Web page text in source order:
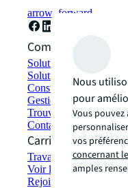
arrow_forward
Comment
Solutions de
Solutions d'espace de
Construction et
Gestion de portefeuille
Trouver et louer un
Contactez-nous
Carrières
Travailler chez JLL
Voir les offres d'emploi
Rejoindre le réseau de
Nous
pour
Vous
vos
concernant
amples